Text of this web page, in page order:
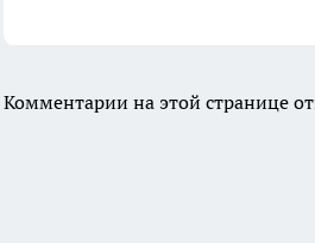
Комментарии на этой странице